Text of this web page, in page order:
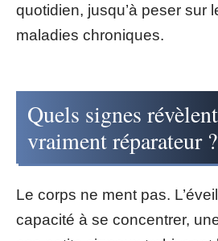
quotidien, jusqu’à peser sur
maladies chroniques.
Quels signes
vraiment réparateur ?
Le corps ne ment pas.
capacité à se concentrer,